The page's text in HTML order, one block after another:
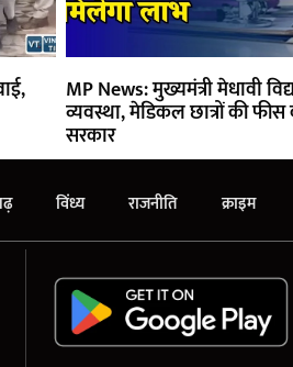
MP News: मुख्यमंत्री मेधावी
व्यवस्था, मेडिकल छात्रों की
सरकार
विंध्य राजनीति क्राइम